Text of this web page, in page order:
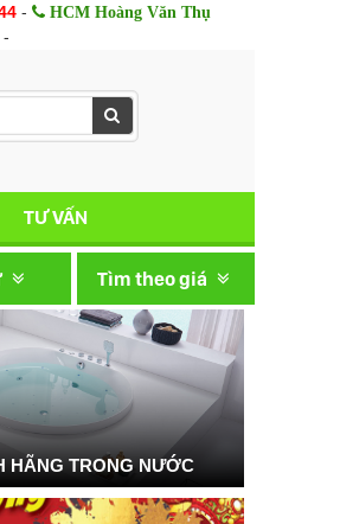
- HCM Hoàng Văn Thụ
TƯ VẤN
Tìm theo giá
HÃNG TRONG NƯỚC